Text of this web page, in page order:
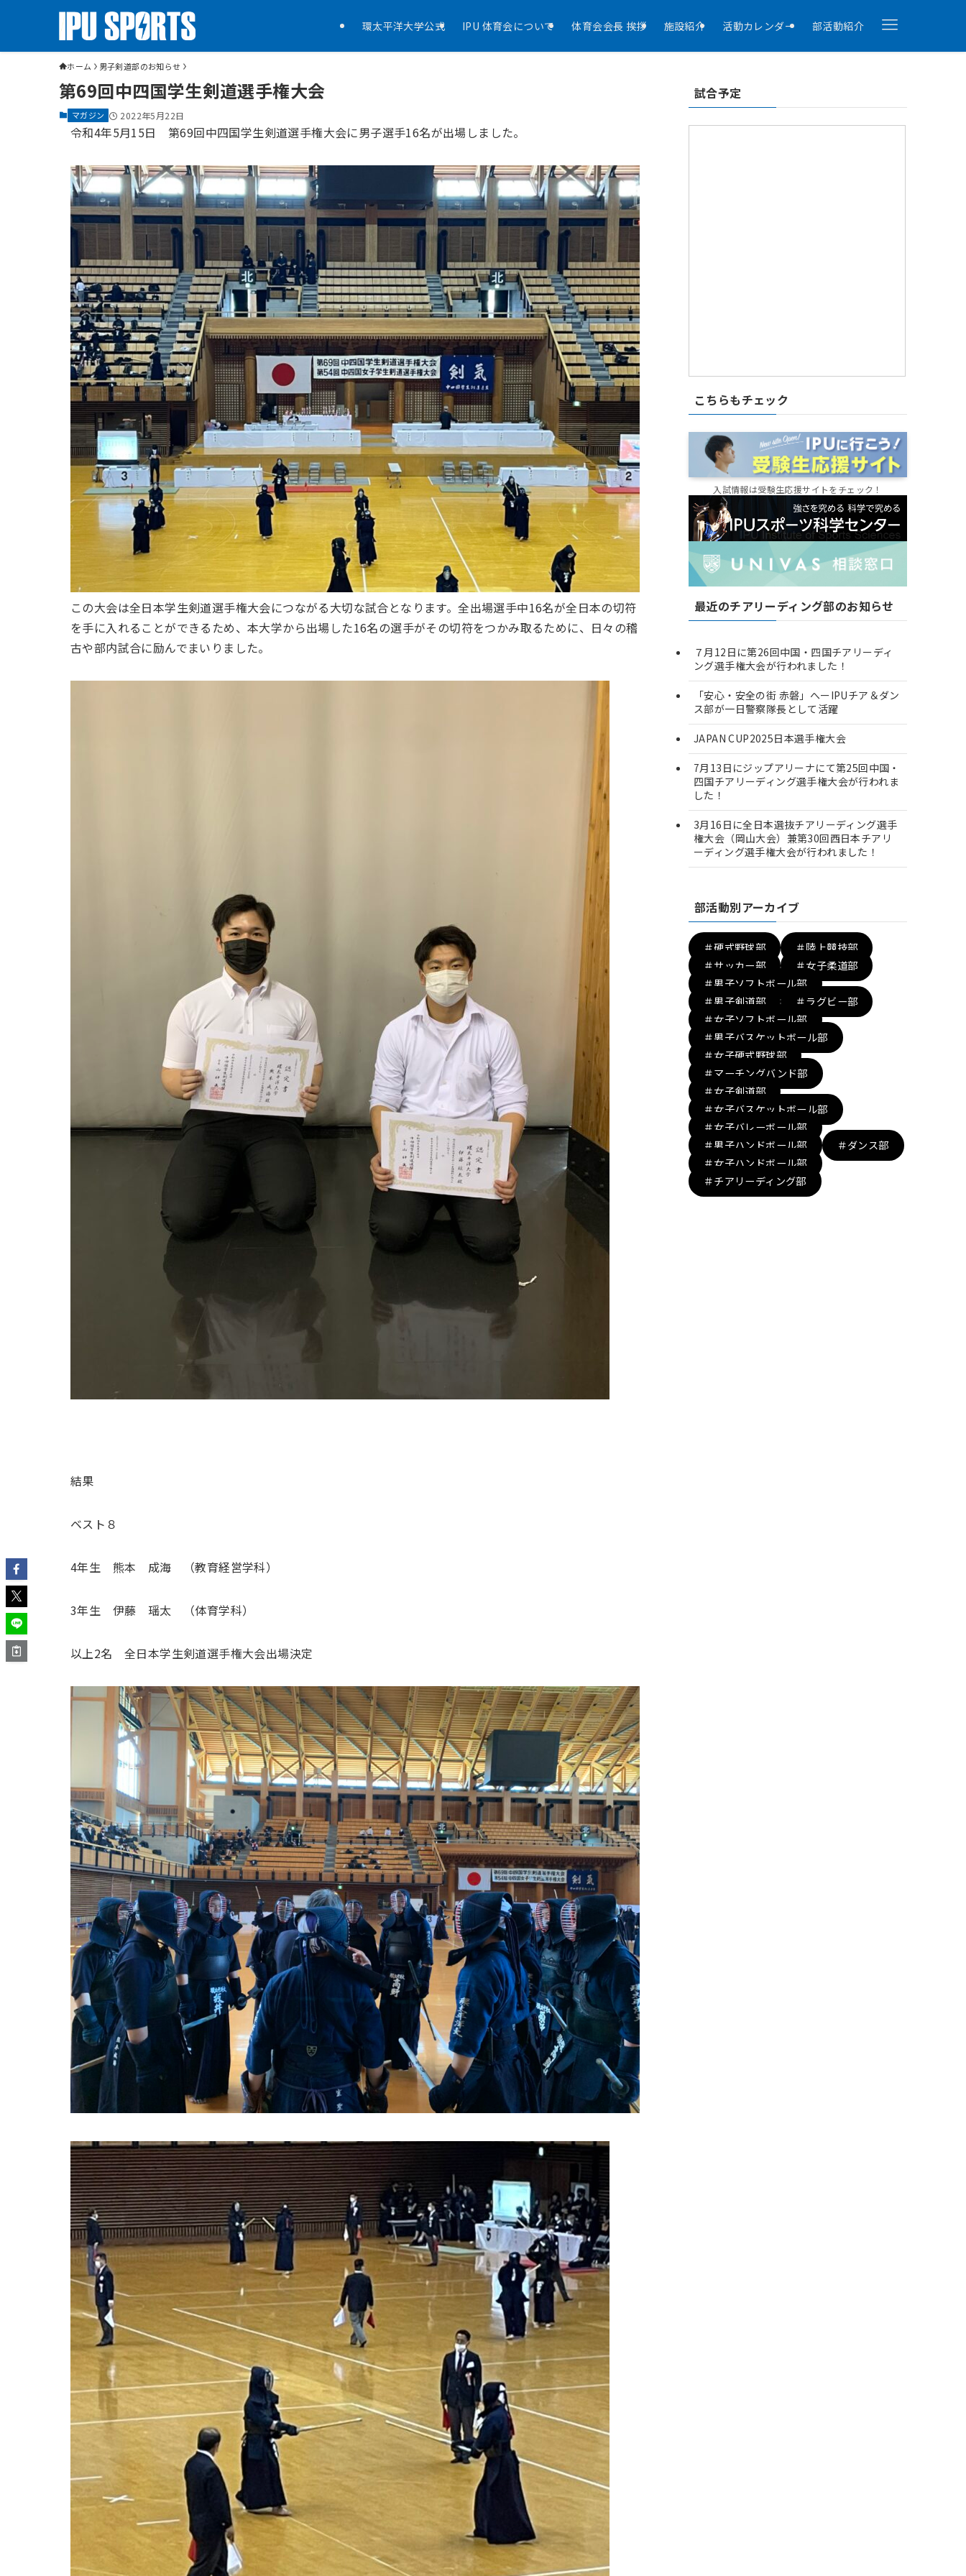
環太平洋大学公式 IPU 体育会について 体育会会長 挨拶 施設紹介 活動カレンダー 部活動紹介
ホーム 男子剣道部のお知らせ
第69回中四国学生剣道選手権大会
マガジン 2022年5月22日
令和4年5月15日 第69回中四国学生剣道選手権大会に男子選手16名が出場しました。
この大会は全日本学生剣道選手権大会につながる大切な試合となります。全出場選手中16名が全日本の切符
を手に入れることができるため、本大学から出場した16名の選手がその切符をつかみ取るために、日々の稽
古や部内試合に励んでまいりました。
結果
ベスト８
4年生 熊本 成海 （教育経営学科）
3年生 伊藤 瑶太 （体育学科）
以上2名 全日本学生剣道選手権大会出場決定
試合予定
こちらもチェック
入試情報は受験生応援サイトをチェック！
最近のチアリーディング部のお知らせ
７月12日に第26回中国・四国チアリーディ
ング選手権大会が行われました！
「安心・安全の街 赤磐」へーIPUチア＆ダン
ス部が一日警察隊長として活躍
JAPAN CUP2025日本選手権大会
7月13日にジップアリーナにて第25回中国・
四国チアリーディング選手権大会が行われま
した！
3月16日に全日本選抜チアリーディング選手
権大会（岡山大会）兼第30回西日本チアリ
ーディング選手権大会が行われました！
部活動別アーカイブ
＃硬式野球部
＃陸上競技部
＃サッカー部
＃女子柔道部
＃男子ソフトボール部
＃男子剣道部
＃ラグビー部
＃女子ソフトボール部
＃男子バスケットボール部
＃女子硬式野球部
＃マーチングバンド部
＃女子剣道部
＃女子バスケットボール部
＃女子バレーボール部
＃男子ハンドボール部
＃ダンス部
＃女子ハンドボール部
＃チアリーディング部